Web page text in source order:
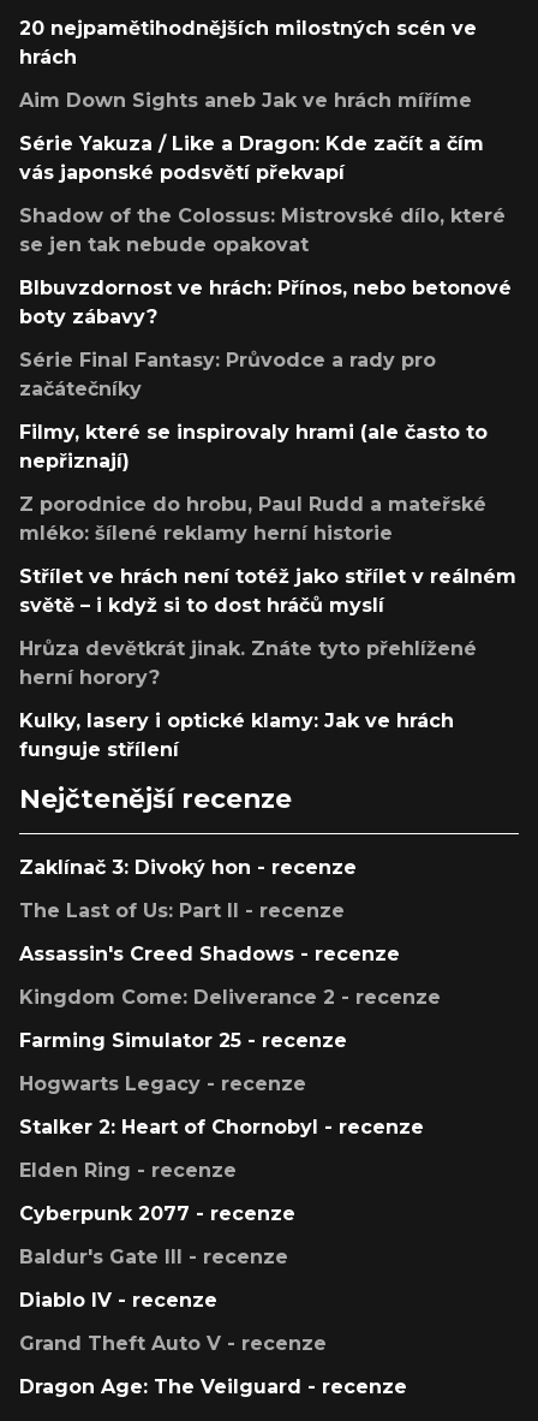
20 nejpamětihodnějších milostných scén ve
hrách
Aim Down Sights aneb Jak ve hrách míříme
Série Yakuza / Like a Dragon: Kde začít a čím
vás japonské podsvětí překvapí
Shadow of the Colossus: Mistrovské dílo, které
se jen tak nebude opakovat
Blbuvzdornost ve hrách: Přínos, nebo betonové
boty zábavy?
Série Final Fantasy: Průvodce a rady pro
začátečníky
Filmy, které se inspirovaly hrami (ale často to
nepřiznají)
Z porodnice do hrobu, Paul Rudd a mateřské
mléko: šílené reklamy herní historie
Střílet ve hrách není totéž jako střílet v reálném
světě – i když si to dost hráčů myslí
Hrůza devětkrát jinak. Znáte tyto přehlížené
herní horory?
Kulky, lasery i optické klamy: Jak ve hrách
funguje střílení
Nejčtenější recenze
Zaklínač 3: Divoký hon - recenze
The Last of Us: Part II - recenze
Assassin's Creed Shadows - recenze
Kingdom Come: Deliverance 2 - recenze
Farming Simulator 25 - recenze
Hogwarts Legacy - recenze
Stalker 2: Heart of Chornobyl - recenze
Elden Ring - recenze
Cyberpunk 2077 - recenze
Baldur's Gate III - recenze
Diablo IV - recenze
Grand Theft Auto V - recenze
Dragon Age: The Veilguard - recenze